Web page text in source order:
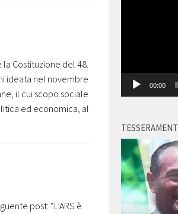
Costituzione del 48.
ideata nel novembre
il cui scopo sociale
ed economica, al
post: “L’ARS è
00:00